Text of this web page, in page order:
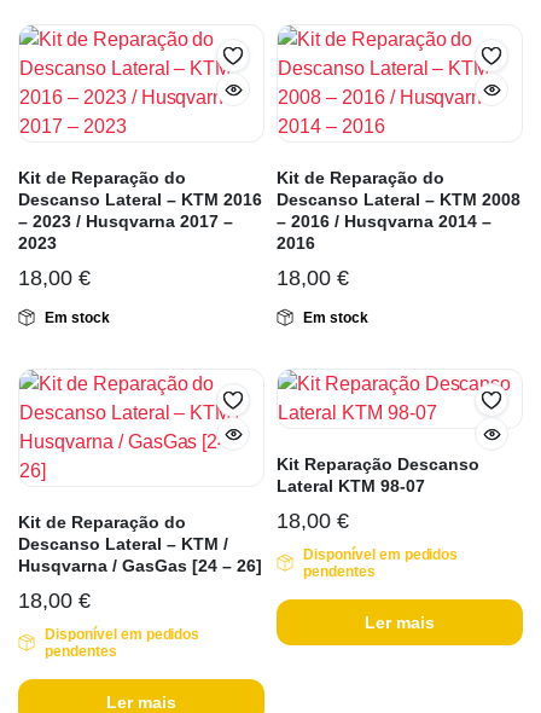
Kit de Reparação do
Descanso Lateral – KTM 2016
– 2023 / Husqvarna 2017 –
2023
18,00 €
Em stock
Kit de Reparação do
Descanso Lateral – KTM 2008
– 2016 / Husqvarna 2014 –
2016
18,00 €
Em stock
Kit de Reparação do
Descanso Lateral – KTM /
Husqvarna / GasGas [24 – 26]
18,00 €
Disponível em pedidos
pendentes
Ler mais
Kit Reparação Descanso
Lateral KTM 98-07
18,00 €
Disponível em pedidos
pendentes
Ler mais